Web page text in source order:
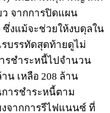
ว จากการปิดแผน
งแม้จะช่วยให้งบดุลใน
บรรทัดสุดท้ายดูไม่
รชำระหนี้ไปจำนวน
น เหลือ 208 ล้าน
การชำระหนี้ตาม
งจากการรีไฟแนนซ์ ที่